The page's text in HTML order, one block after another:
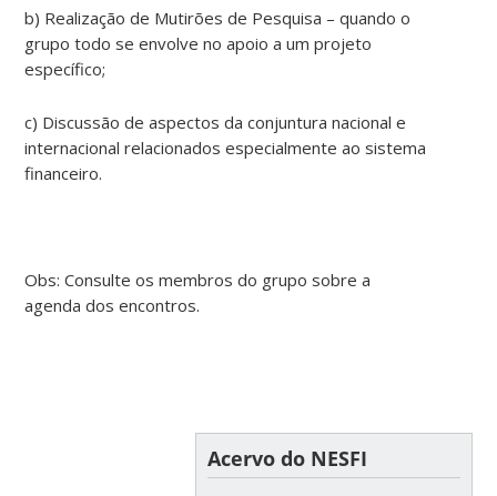
b) Realização de Mutirões de Pesquisa – quando o
grupo todo se envolve no apoio a um projeto
específico;
c) Discussão de aspectos da conjuntura nacional e
internacional relacionados especialmente ao sistema
financeiro.
Obs: Consulte os membros do grupo sobre a
agenda dos encontros.
Acervo do NESFI